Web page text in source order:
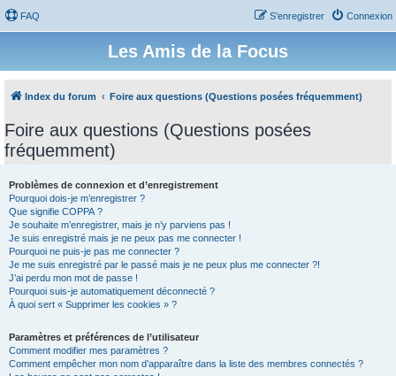
FAQ Connexion
S’enregistrer
Les Amis de la Focus
Index du forum Foire aux questions (Questions posées fréquemment)
Foire aux questions (Questions posées
fréquemment)
Problèmes de connexion et d’enregistrement
Pourquoi dois-je m’enregistrer ?
Que signifie COPPA ?
Je souhaite m’enregistrer, mais je n’y parviens pas !
Je suis enregistré mais je ne peux pas me connecter !
Pourquoi ne puis-je pas me connecter ?
Je me suis enregistré par le passé mais je ne peux plus me connecter ?!
J’ai perdu mon mot de passe !
Pourquoi suis-je automatiquement déconnecté ?
À quoi sert « Supprimer les cookies » ?
Paramètres et préférences de l’utilisateur
Comment modifier mes paramètres ?
Comment empêcher mon nom d’apparaître dans la liste des membres connectés ?